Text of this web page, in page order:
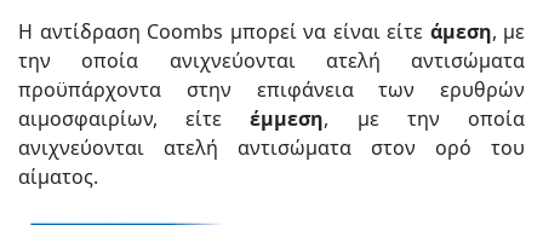
Η αντίδραση Coombs μπορεί να είναι είτε άμεση, με
την οποία ανιχνεύονται ατελή αντισώματα
προϋπάρχοντα στην επιφάνεια των ερυθρών
αιμοσφαιρίων, είτεέμμεση, με την οποία
ανιχνεύονται ατελή αντισώματα στον ορό του
αίματος.